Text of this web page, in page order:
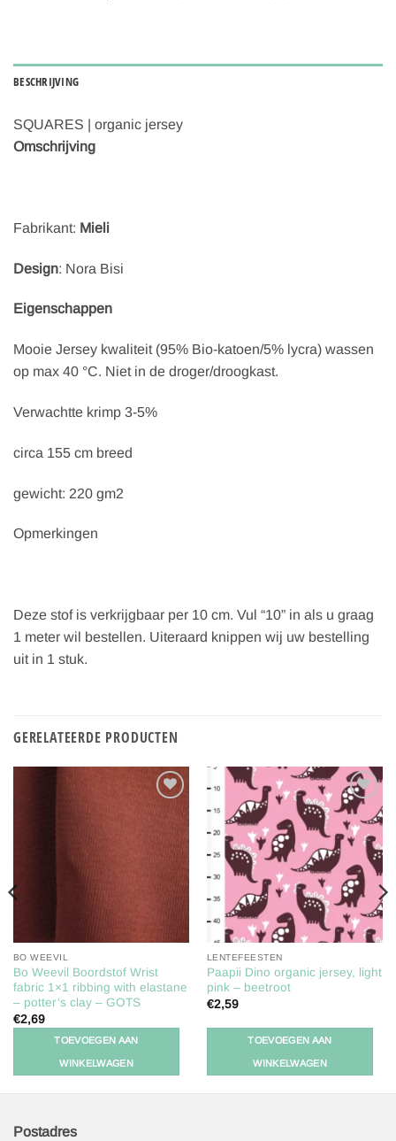
BESCHRIJVING
SQUARES | organic jersey
Omschrijving
Fabrikant: Mieli
Design: Nora Bisi
Eigenschappen
Mooie Jersey kwaliteit (95% Bio-katoen/5% lycra) wassen
op max 40 °C. Niet in de droger/droogkast.
Verwachtte krimp 3-5%
circa 155 cm breed
gewicht: 220 gm2
Opmerkingen
Deze stof is verkrijgbaar per 10 cm. Vul “10” in als u graag
1 meter wil bestellen. Uiteraard knippen wij uw bestelling
uit in 1 stuk.
GERELATEERDE PRODUCTEN
Toevoegen
verlanglijst
BO WEEVIL
Bo Weevil Boordstof Wrist
fabric 1×1 ribbing with elastane
– potter’s clay – GOTS
€2,69
TOEVOEGEN AAN
WINKELWAGEN
Toevoegen
aan
verlanglijst
LENTEFEESTEN
Paapii Dino organic jersey, light
pink – beetroot
€2,59
TOEVOEGEN AAN
WINKELWAGEN
Postadres